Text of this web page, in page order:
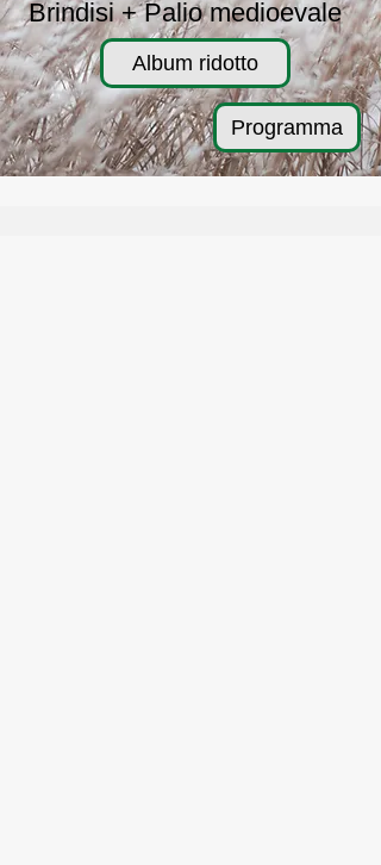
Brindisi + Palio medioevale
Album ridotto
Programma